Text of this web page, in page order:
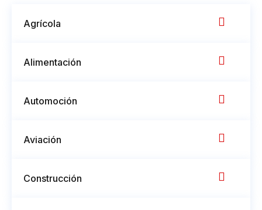
Agrícola
Alimentación
Automoción
Aviación
Construcción